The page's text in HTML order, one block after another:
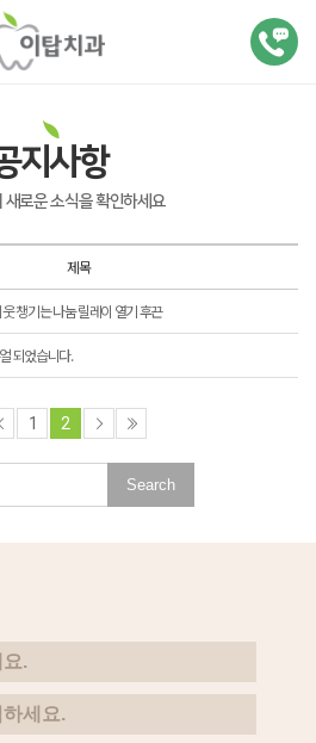
지사항
새로운 소식을 확인하세요
제목
챙기는 나눔 릴레이 열기 후끈
되었습니다.
1 2